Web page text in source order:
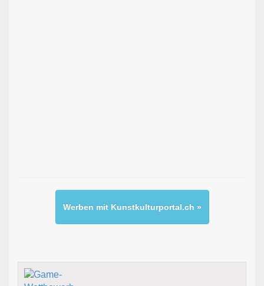
Werben mit Kunstkulturportal.ch »